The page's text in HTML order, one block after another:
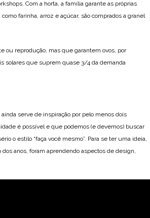
Com a horta, a família garante as próprias
farinha, arroz e açúcar, são comprados a granel
ou reprodução, mas que garantem ovos, por
solares que suprem quase 3/4 da demanda
serve de inspiração por pelo menos dois
é possível e que podemos (e devemos) buscar
o estilo “faça você mesmo”. Para se ter uma ideia,
anos, foram aprendendo aspectos de design,